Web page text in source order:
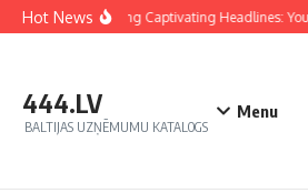
Hot NewsCrafting Captivating Headlines:
444.LV
BALTIJAS UZŅĒMUMU KATALOGS
Menu